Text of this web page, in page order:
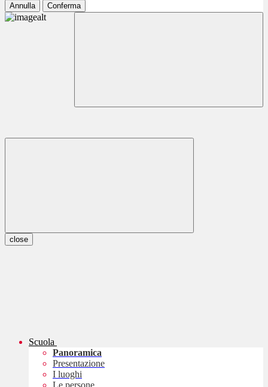
Annulla Conferma
close
Scuola
Panoramica
Presentazione
I luoghi